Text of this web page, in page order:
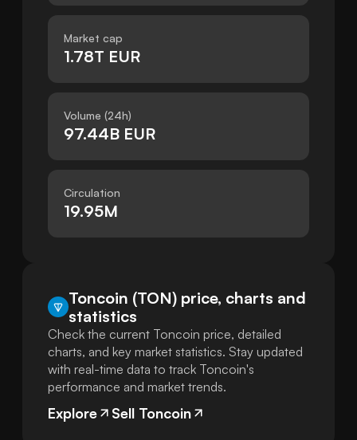
Market cap
1.78T EUR
Volume (24h)
97.44B EUR
Circulation
19.95M
Toncoin (TON) price, charts and
statistics
Check the current Toncoin price, detailed
charts, and key market statistics. Stay updated
with real-time data to track Toncoin's
performance and market trends.
Explore Sell Toncoin